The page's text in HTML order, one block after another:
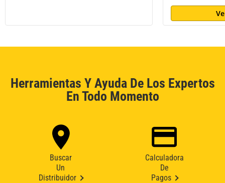
Herramientas Y Ayuda De Los Expertos
En Todo Momento
Buscar
Un
Distribuidor
Calculadora
De
Pagos